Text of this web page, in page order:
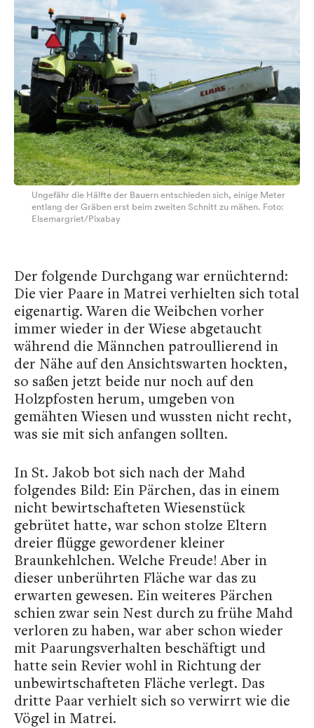
Ungefähr die Hälfte der Bauern entschieden sich, einige Meter
entlang der Gräben erst beim zweiten Schnitt zu mähen. Foto:
Elsemargriet/Pixabay
Der folgende Durchgang war ernüchternd:
Die vier Paare in Matrei verhielten sich total
eigenartig. Waren die Weibchen vorher
immer wieder in der Wiese abgetaucht
während die Männchen patroullierend in
der Nähe auf den Ansichtswarten hockten,
so saßen jetzt beide nur noch auf den
Holzpfosten herum, umgeben von
gemähten Wiesen und wussten nicht recht,
was sie mit sich anfangen sollten.
In St. Jakob bot sich nach der Mahd
folgendes Bild: Ein Pärchen, das in einem
nicht bewirtschafteten Wiesenstück
gebrütet hatte, war schon stolze Eltern
dreier flügge gewordener kleiner
Braunkehlchen. Welche Freude! Aber in
dieser unberührten Fläche war das zu
erwarten gewesen. Ein weiteres Pärchen
schien zwar sein Nest durch zu frühe Mahd
verloren zu haben, war aber schon wieder
mit Paarungsverhalten beschäftigt und
hatte sein Revier wohl in Richtung der
unbewirtschafteten Fläche verlegt. Das
dritte Paar verhielt sich so verwirrt wie die
Vögel in Matrei.